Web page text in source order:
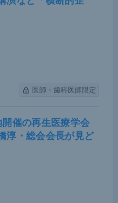
医師・歯科医師限定
開催の再生医療学会
淳・総会会長が見ど